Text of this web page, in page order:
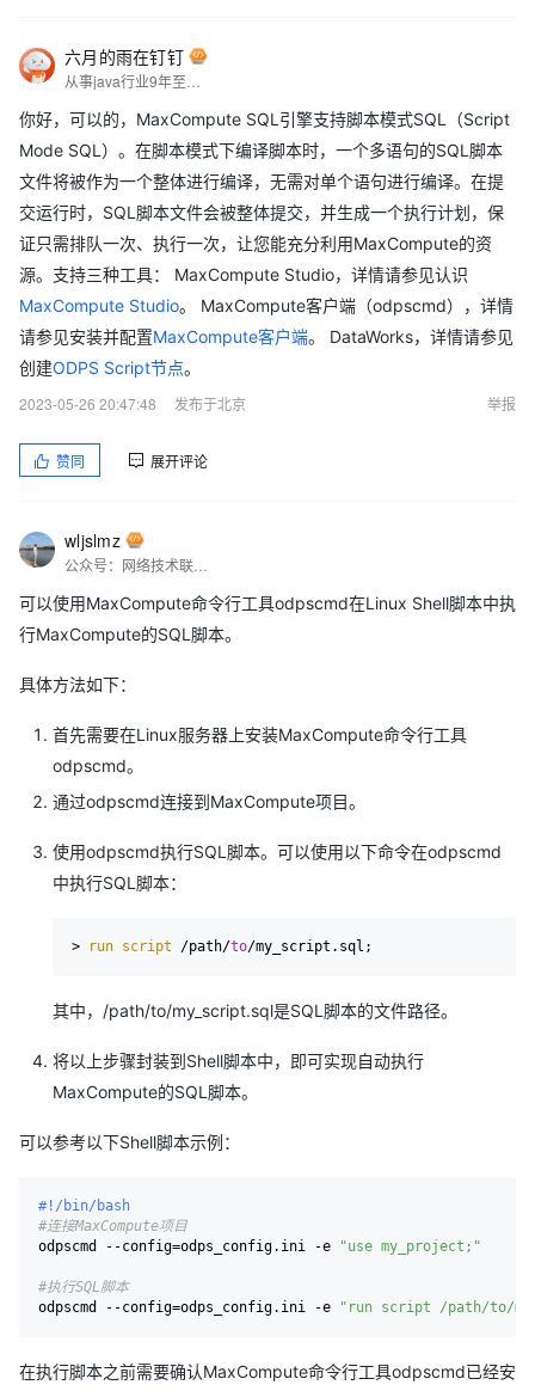
六月的雨在钉钉
你好，可以的，MaxCompute SQL引擎支持脚本模式SQL（Script
Mode SQL）。在脚本模式下编译脚本时，一个多语句的SQL脚本
文件将被作为一个整体进行编译，无需对单个语句进行编译。在提
交运行时，SQL脚本文件会被整体提交，并生成一个执行计划，保
证只需排队一次、执行一次，让您能充分利用MaxCompute的资
源。支持三种工具： MaxCompute Studio，详情请参见认识
MaxCompute Studio。 MaxCompute客户端（odpscmd），详情
请参见安装并配置MaxCompute客户端。 DataWorks，详情请参见
创建ODPS Script节点。
2023-05-26 20:47:48
发布于北京 举报
赞同 展开评论
wljslmz
可以使用MaxCompute命令行工具odpscmd在Linux Shell脚本中执
行MaxCompute的SQL脚本。
具体方法如下：
首先需要在Linux服务器上安装MaxCompute命令行工具
odpscmd。
通过odpscmd连接到MaxCompute项目。
使用odpscmd执行SQL脚本。可以使用以下命令在odpscmd
中执行SQL脚本：
> run script /path/to
其中，/path/to/my_script.sql是SQL脚本的文件路径。
将以上步骤封装到Shell脚本中，即可实现自动执行
MaxCompute的SQL脚本。
可以参考以下Shell脚本示例：
#!/bin/bash
#连接MaxCompute项目
odpscmd --config=odps_config.ini -e
"use my_project;"
#执行SQL脚本
odpscmd --config=odps_config.ini -e
"run script /path/to/
在执行脚本之前需要确认MaxCompute命令行工具odpscmd已经安